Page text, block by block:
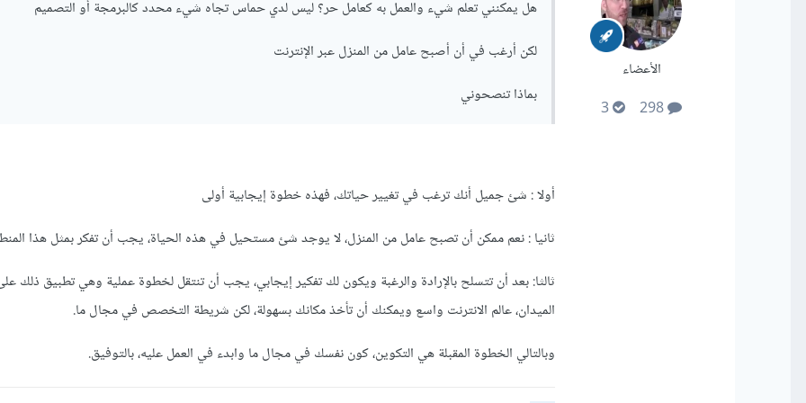
الأعضاء
هل يمكنني تعلم شيء والعمل به كعامل حر؟ ليس لدي حماس تجاه شيء محدد كالبرمجة أو التصميم
لكن أرغب في أن أصبح عامل من المنزل عبر الإنترنت
بماذا تنصحوني
أولا : شئ جميل أنك ترغب في تغيير حياتك، فهذه خطوة إيجابية أولى
ثانيا : نعم ممكن أن تصبح عامل من المنزل، لا يوجد شئ مستحيل في هذه الحياة، يجب أن تفكر بمثل هذا
ثالثا: بعد أن تتسلح بالإرادة والرغبة ويكون لك تفكير إيجابي، يجب أن تنتقل لخطوة عملية وهي تطبيق ذلك
الميدان، عالم الانترنت واسع ويمكنك أن تأخذ مكانك بسهولة، لكن شريطة التخصص في مجال ما.
وبالتالي الخطوة المقبلة هي التكوين، كون نفسك في مجال ما وابدء في العمل عليه، بالتوفيق.